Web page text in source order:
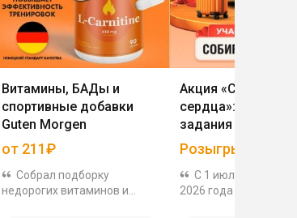
Витамины, БАДы и
спортивные добавки
Guten Morgen
от 211₽
Собрал подборку
недорогих витаминов и
Акция «Собирай
сердца»:
задания и
автомобиль,
и подарки
Розыгрыш
С 1 июля по 21
2026 года в